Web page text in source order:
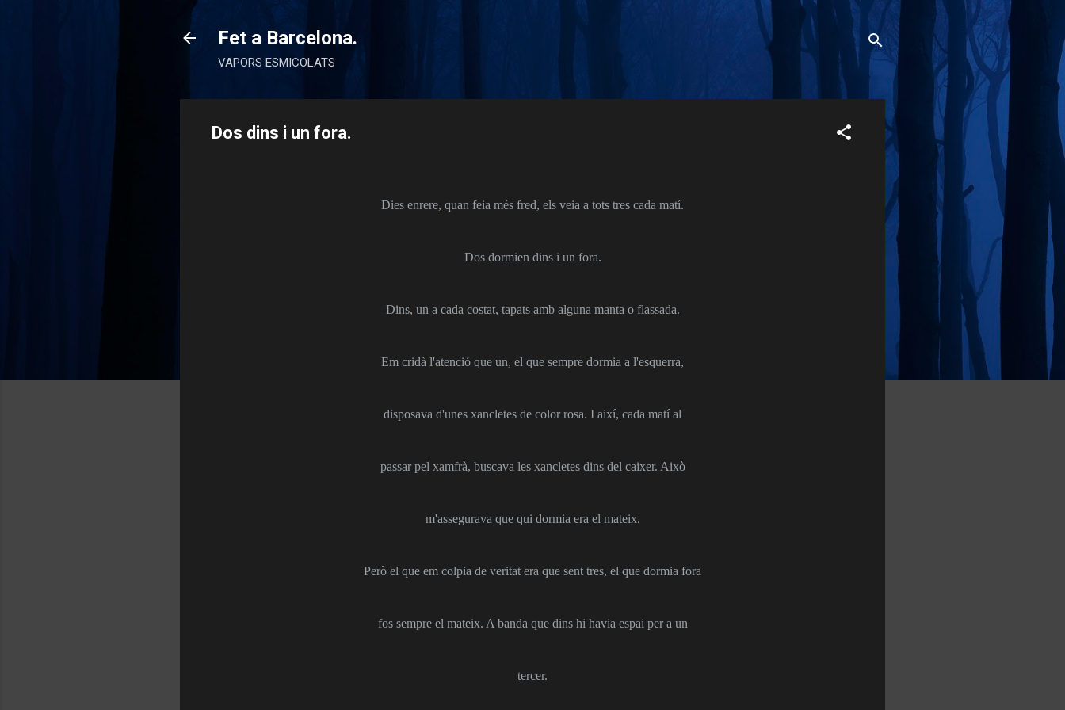
Fet a Barcelona.
VAPORS ESMICOLATS
Dos dins i un fora.
Dies enrere, quan feia més fred, els veia a tots tres cada matí.
Dos dormien dins i un fora.
Dins, un a cada costat, tapats amb alguna manta o flassada.
Em cridà l'atenció que un, el que sempre dormia a l'esquerra,
disposava d'unes xancletes de color rosa. I així, cada matí al
passar pel xamfrà, buscava les xancletes dins del caixer. Això
m'assegurava que qui dormia era el mateix.
Però el que em colpia de veritat era que sent tres, el que dormia fora
fos sempre el mateix. A banda que dins hi havia espai per a un
tercer.